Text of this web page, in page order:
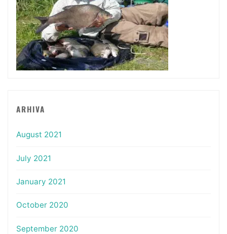
ARHIVA
August 2021
July 2021
January 2021
October 2020
September 2020